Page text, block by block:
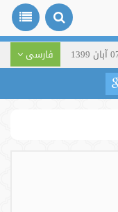
فارسی